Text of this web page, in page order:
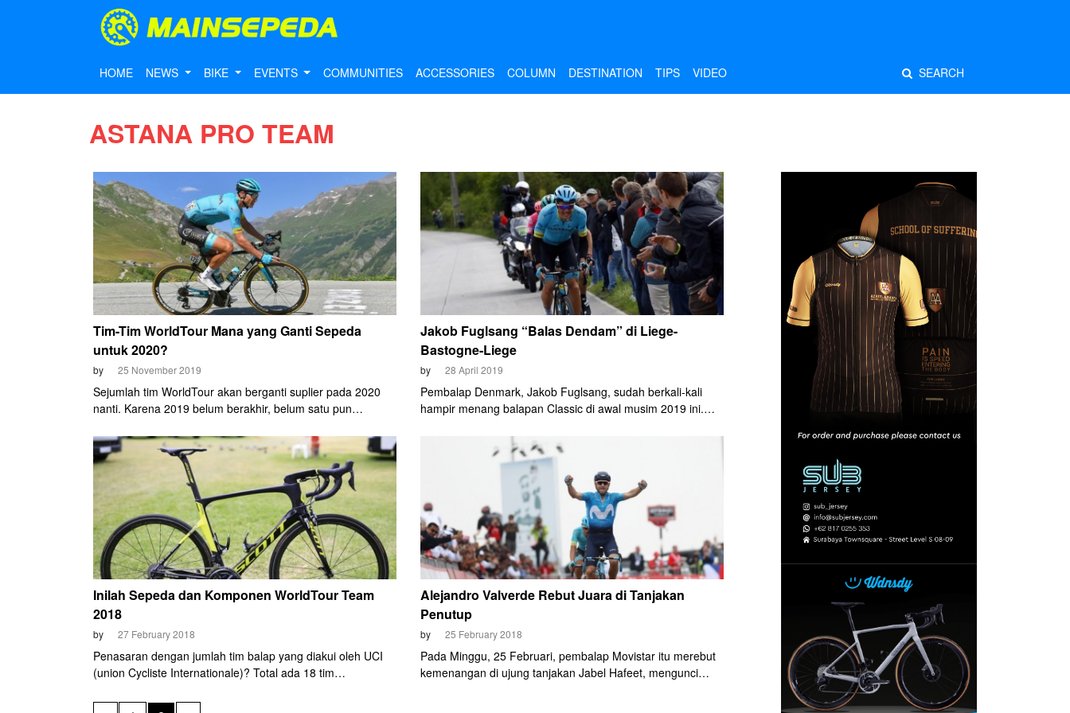
HOME NEWS BIKE EVENTS COMMUNITIES ACCESSORIES COLUMN DESTINATION TIPS VIDEO SEARCH
ASTANA PRO TEAM
Tim-Tim WorldTour Mana yang Ganti Sepeda
untuk 2020?
by 25 November 2019
Sejumlah tim WorldTour akan berganti suplier pada 2020
nanti. Karena 2019 belum berakhir, belum satu pun
gosipnya sudah beredar, dan para pembalapnya dipastikan
sudah mulai menjajal perlengkapan baru sebelum
pergantian tahun.
Jakob Fuglsang “Balas Dendam” di Liege-
Bastogne-Liege
by 28 April 2019
Pembalap Denmark, Jakob Fuglsang, sudah berkali-kali
hampir menang balapan Classic di awal musim 2019 ini.
dendam. Dia meraih kemenangan terbesar dalam karirnya.
Meraih kemenangan di balapan Monument tertua di dunia,
Liege-Bastogne-Liege.
Inilah Sepeda dan Komponen WorldTour Team
2018
by 27 February 2018
Penasaran dengan jumlah tim balap yang diakui oleh UCI
(union Cycliste Internationale)? Total ada 18 tim
mereka berhak otomatis mengikuti even kelas tertinggi
Alejandro Valverde Rebut Juara di Tanjakan
Penutup
by 25 February 2018
Pada Minggu, 25 Februari, pembalap Movistar itu merebut
kemenangan di ujung tanjakan Jabel Hafeet, mengunci